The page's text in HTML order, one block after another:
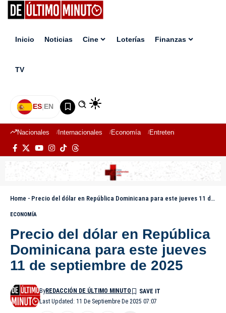
Inicio Noticias Cine Loterías Finanzas
TV
ES|EN
Nacionales Internacionales Economía Entretenimiento
Home - Precio del dólar en República Dominicana para este jueves 11 de septiembre de 2025
ECONOMÍA
Precio del dólar en República
Dominicana para este jueves
11 de septiembre de 2025
Last Updated: 11 De Septiembre De 2025 07:07
ByREDACCIÓN DE ÚLTIMO MINUTO